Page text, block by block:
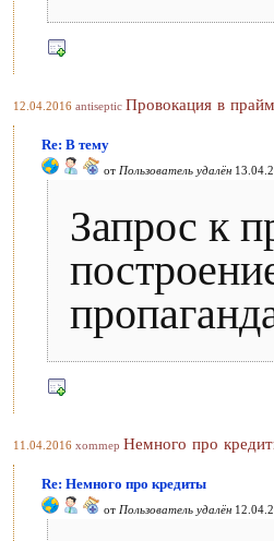
12.04.2016 antiseptic Провокация в
Re: В тему
от Пользователь удалён
Запрос к
11.04.2016 xommep Немного про
Re: Немного про кредиты
от Пользователь удалён